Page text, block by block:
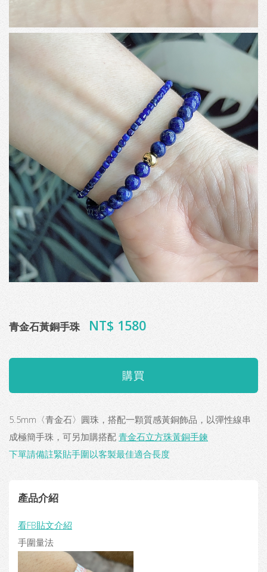
青金石黃銅手珠 NT$ 1580
5.5mm〈青金石〉圓珠，搭配一顆質感黃銅飾品，以彈性線串
成極簡手珠，可另加購搭配 青金石立方珠黃銅手鍊
下單請備註緊貼手圍以客製最佳適合長度
產品介紹
看FB貼文介紹
手圍量法